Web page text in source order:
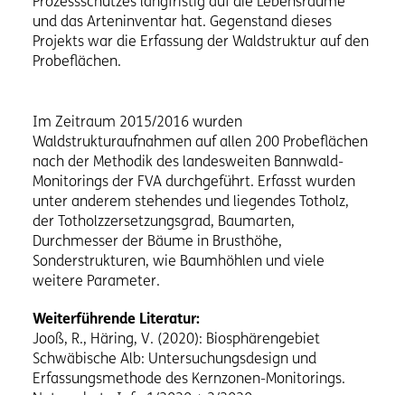
und das Arteninventar hat. Gegenstand dieses
Projekts war die Erfassung der Waldstruktur auf den
Probeflächen.
Im Zeitraum 2015/2016 wurden
Waldstrukturaufnahmen auf allen 200 Probeflächen
nach der Methodik des landesweiten Bannwald-
Monitorings der FVA durchgeführt. Erfasst wurden
unter anderem stehendes und liegendes Totholz,
der Totholzzersetzungsgrad, Baumarten,
Durchmesser der Bäume in Brusthöhe,
Sonderstrukturen, wie Baumhöhlen und viele
weitere Parameter.
Weiterführende Literatur:
Jooß, R., Häring, V. (2020): Biosphärengebiet
Schwäbische Alb: Untersuchungsdesign und
Erfassungsmethode des Kernzonen-Monitorings.